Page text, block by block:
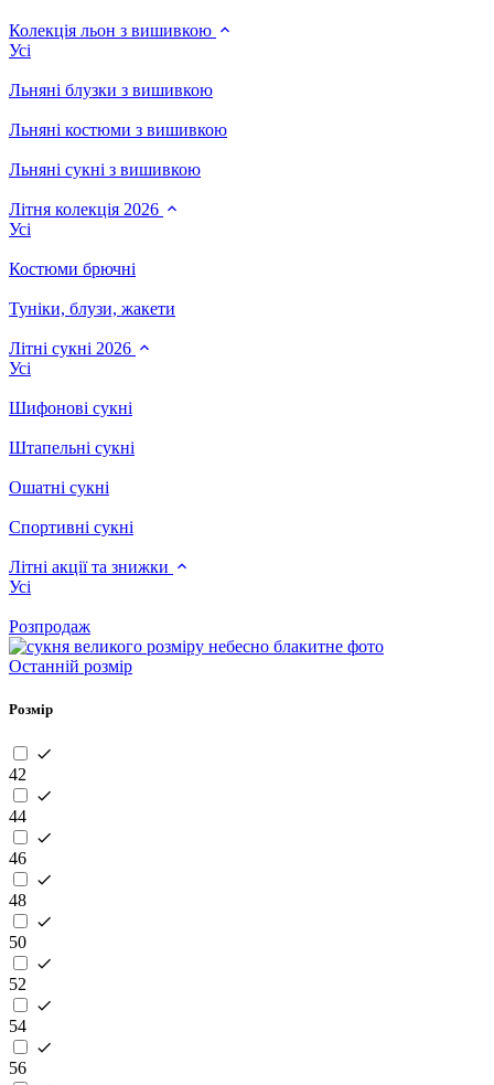
Колекція льон з вишивкою
Усі
Льняні блузки з вишивкою
Льняні костюми з вишивкою
Льняні сукні з вишивкою
Літня колекція 2026
Усі
Костюми брючні
Туніки, блузи, жакети
Літні сукні 2026
Усі
Шифонові сукні
Штапельні сукні
Ошатні сукні
Спортивні сукні
Літні акції та знижки
Усі
Розпродаж
Останній розмір
Розмір
42
44
46
48
50
52
54
56